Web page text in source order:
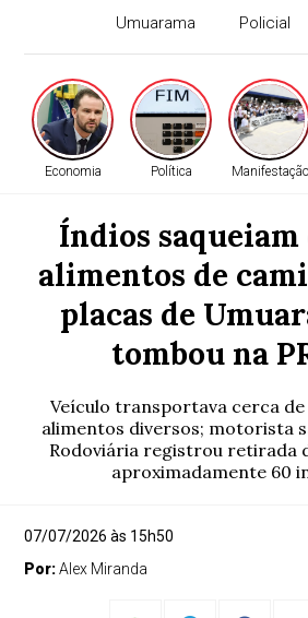
Umuarama Policial
Economia Política Manifestação
Índios saqueiam
alimentos de
placas de
tombou na
Veículo transportava cerca de
alimentos diversos; motorista
Rodoviária registrou retirada
aproximadamente 60
07/07/2026 às 15h50
Por:Alex Miranda